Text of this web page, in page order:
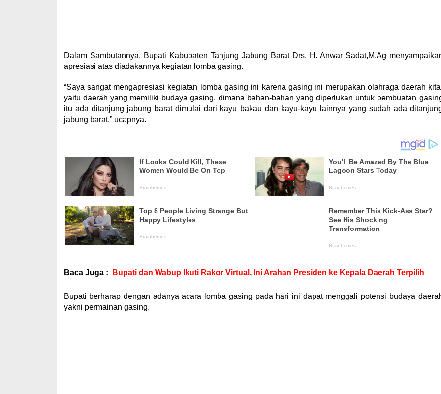
Dalam Sambutannya, Bupati Kabupaten Tanjung Jabung Barat Drs. H. Anwar Sadat,M.Ag
apresiasi atas diadakannya kegiatan lomba gasing.
“Saya sangat mengapresiasi kegiatan lomba gasing ini karena gasing ini merupakan olahraga daerah
yaitu daerah yang memiliki budaya gasing, dimana bahan-bahan yang diperlukan untuk pembuatan
itu ada ditanjung jabung barat dimulai dari kayu bakau dan kayu-kayu lainnya yang sudah ada
jabung barat,” ucapnya.
Baca Juga : Bupati dan Wabup Ikuti Rakor Virtual, Ini Arahan Presiden ke Kepala Daerah Terpilih
Bupati berharap dengan adanya acara lomba gasing pada hari ini dapat menggali potensi budaya
yakni permainan gasing.